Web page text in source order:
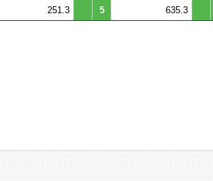
251.3 5 635.3